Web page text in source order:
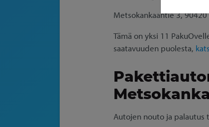
Metsokankaantie 3, 90420
Tämä on yksi 11
saatavuuden puolesta,
Autojen nouto ja palautus